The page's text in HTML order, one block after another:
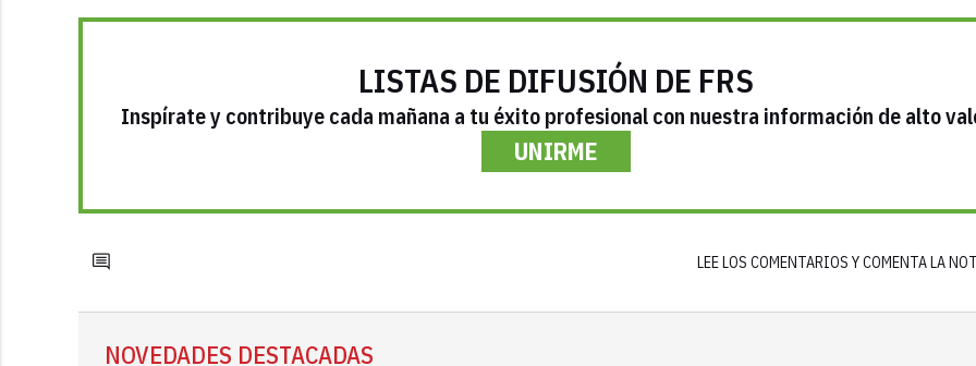
LISTAS DE DIFUSIÓN DE FRS
Inspírate y contribuye cada mañana a tu éxito profesional con nuestra información de alto
UNIRME
LEE LOS COMENTARIOS Y COMENTA LA
NOVEDADES DESTACADAS